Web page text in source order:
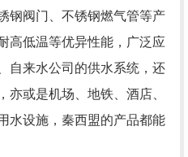
钢阀门、不锈钢燃气管等产
高低温等优异性能，广泛应
自来水公司的供水系统，还
亦或是机场、地铁、酒店、
水设施，秦西盟的产品都能